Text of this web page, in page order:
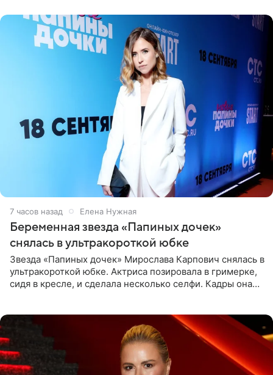
7 часов назад Елена Нужная
Беременная звезда «Папиных дочек»
снялась в ультракороткой юбке
Звезда «Папиных дочек» Мирослава Карпович снялась в
ультракороткой юбке. Актриса позировала в гримерке,
сидя в кресле, и сделала несколько селфи. Кадры она